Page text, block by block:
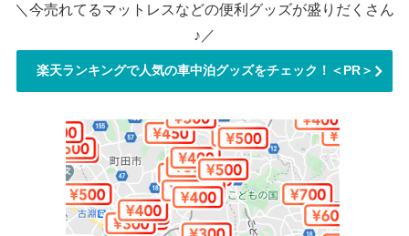
＼今売れてるマットレスなどの便利グッズが盛りだくさん
♪／
楽天ランキングで人気の車中泊グッズをチェック！＜PR＞